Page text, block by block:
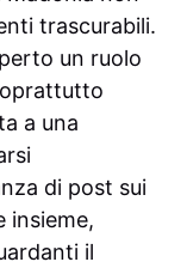
trascurabili.
un ruolo
a una
di post sui
insieme,
il